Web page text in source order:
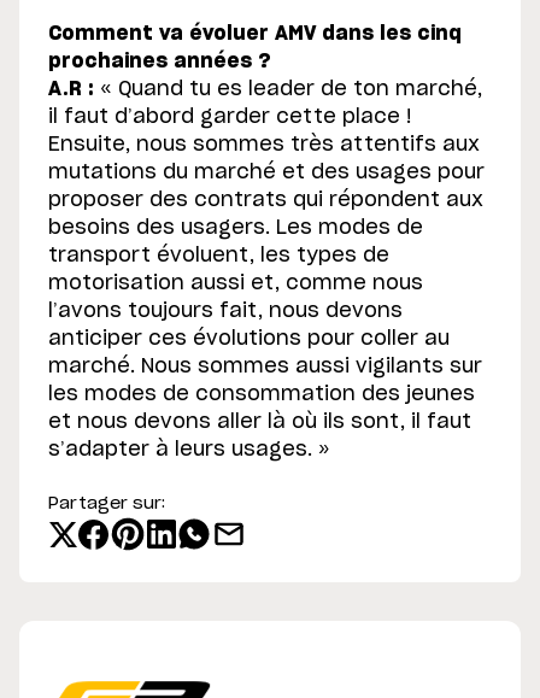
Comment va évoluer AMV dans les cinq
prochaines années ?
A.R : « Quand tu es leader de ton marché,
il faut d’abord garder cette place !
Ensuite, nous sommes très attentifs aux
mutations du marché et des usages pour
proposer des contrats qui répondent aux
besoins des usagers. Les modes de
transport évoluent, les types de
motorisation aussi et, comme nous
l’avons toujours fait, nous devons
anticiper ces évolutions pour coller au
marché. Nous sommes aussi vigilants sur
les modes de consommation des jeunes
et nous devons aller là où ils sont, il faut
s’adapter à leurs usages. »
Partager sur: